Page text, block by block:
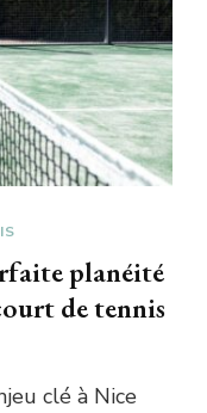
planéité
de tennis
clé à Nice